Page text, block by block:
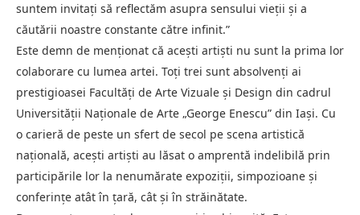
suntem invitați să reflectăm asupra sensului vieții și a
căutării noastre constante către infinit.”
Este demn de menționat că acești artiști nu sunt la prima lor
colaborare cu lumea artei. Toți trei sunt absolvenți ai
prestigioasei Facultăți de Arte Vizuale și Design din cadrul
Universității Naționale de Arte „George Enescu” din Iași. Cu
o carieră de peste un sfert de secol pe scena artistică
națională, acești artiști au lăsat o amprentă indelibilă prin
participările lor la nenumărate expoziții, simpozioane și
conferințe atât în țară, cât și în străinătate.